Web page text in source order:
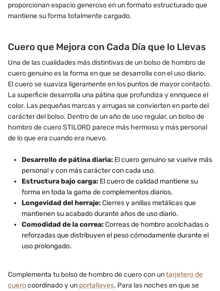
proporcionan espacio generoso en un formato estructurado que
mantiene su forma totalmente cargado.
Cuero que Mejora con Cada Día que lo Llevas
Una de las cualidades más distintivas de un bolso de hombro de
cuero genuino es la forma en que se desarrolla con el uso diario.
El cuero se suaviza ligeramente en los puntos de mayor contacto.
La superficie desarrolla una pátina que profundiza y enriquece el
color. Las pequeñas marcas y arrugas se convierten en parte del
carácter del bolso. Dentro de un año de uso regular, un bolso de
hombro de cuero STILORD parece más hermoso y más personal
de lo que era cuando era nuevo.
Desarrollo de pátina diaria: El cuero genuino se vuelve más
personal y con más carácter con cada uso.
Estructura bajo carga: El cuero de calidad mantiene su
forma en toda la gama de complementos diarios.
Longevidad del herraje:Cierres y anillas metálicas que
mantienen su acabado durante años de uso diario.
Comodidad de la correa:Correas de hombro acolchadas o
reforzadas que distribuyen el peso cómodamente durante el
uso prolongado.
Complementa tu bolso de hombro de cuero con untarjetero de
cuerocoordinado y un portallaves. Para las noches en que se